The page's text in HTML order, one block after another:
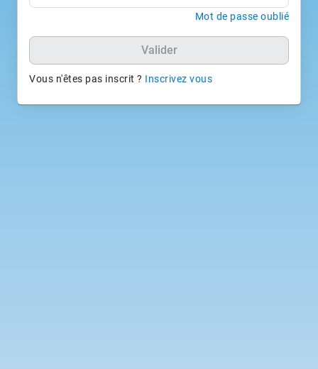
Mot de passe oublié
Valider
Vous n'êtes pas inscrit ? Inscrivez vous